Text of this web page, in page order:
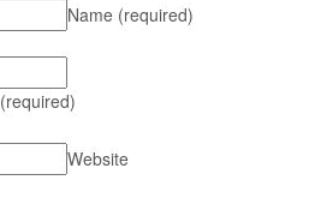
Name (required)
(required)
Website